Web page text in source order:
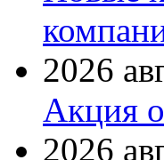
2026
Акция
2026